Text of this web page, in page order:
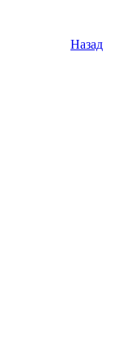
Назад